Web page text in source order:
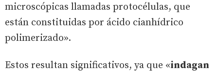
microscópicas llamadas protocélulas, que
están constituidas por ácido cianhídrico
polimerizado».
Estos resultan significativos, ya que «indagan